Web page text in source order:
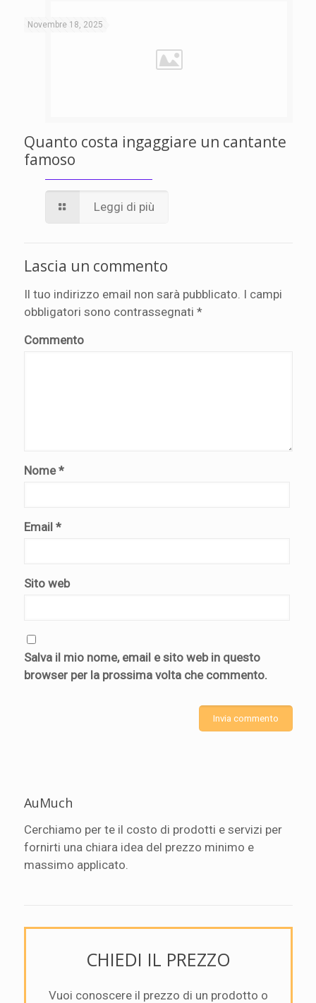
Novembre 18, 2025
Quanto costa ingaggiare un cantante
famoso
Leggi di più
Lascia un commento
Il tuo indirizzo email non sarà pubblicato. I campi
obbligatori sono contrassegnati *
Commento
Nome*
Email *
Sito web
Salva il mio nome, email e sito web in questo
browser per la prossima volta che commento.
AuMuch
Cerchiamo per te il costo di prodotti e servizi per
fornirti una chiara idea del prezzo minimo e
massimo applicato.
CHIEDI IL PREZZO
Vuoi conoscere il prezzo di un prodotto o